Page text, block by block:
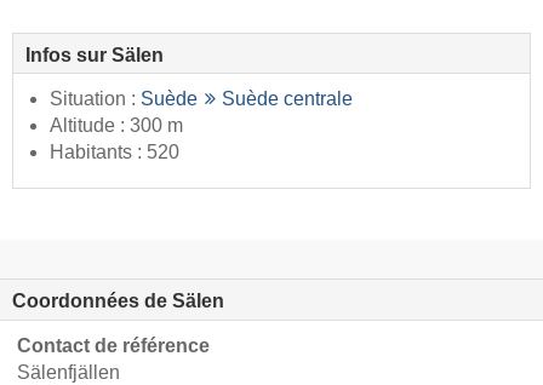
Infos sur Sälen
Situation : Suède
Suède centrale
Altitude : 300 m
Habitants : 520
Coordonnées de Sälen
Contact de référence
Sälenfjällen